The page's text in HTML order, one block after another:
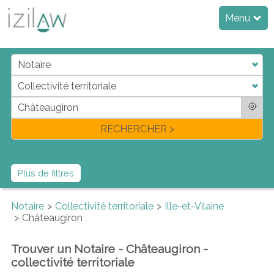
Menu
jdadi
fl
RECHERCHER >
Plus de filtres
Notaire Collectivité territoriale
Ille-et-Vilaine
Châteaugiron
Trouver un Notaire - Châteaugiron -
collectivité territoriale